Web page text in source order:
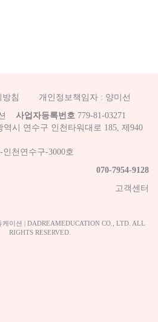
방침
개인정보책임자 : 양미선
사업자등록번호 779-81-03271
역시 연수구 인천타워대로 185, 제940
인천연수구-3000호
070-7954-9128
고객센터
이션 | DADREAMEDUCATION CO., LTD. ALL
RIGHTS RESERVED.